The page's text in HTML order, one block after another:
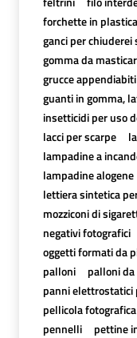
forchette in plastica
ganci per chiuderei
gomma da
grucce appendiabiti
guanti in gomma,
insetticidi per uso
lacci per scarpe
lampadine a
lampadine alogene
lettiera sintetica
mozziconi di
negativi fotografici
oggetti formati da
palloni
palloni da
panni elettrostatici
pellicola fotografica
pennelli
pettine